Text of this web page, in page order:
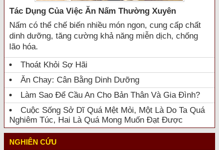
Tác Dụng Của Việc Ăn Nấm Thường Xuyên
Nấm có thể chế biến nhiều món ngon, cung cấp chất
dinh dưỡng, tăng cường khả năng miễn dịch, chống
lão hóa.
Thoát Khỏi Sợ Hãi
Ăn Chay: Cân Bằng Dinh Dưỡng
Làm Sao Để Cầu An Cho Bản Thân Và Gia Đình?
Cuộc Sống Sở Dĩ Quá Mệt Mỏi, Một Là Do Ta Quá
Nghiêm Túc, Hai Là Quá Mong Muốn Đạt Được
NGHIÊN CỨU